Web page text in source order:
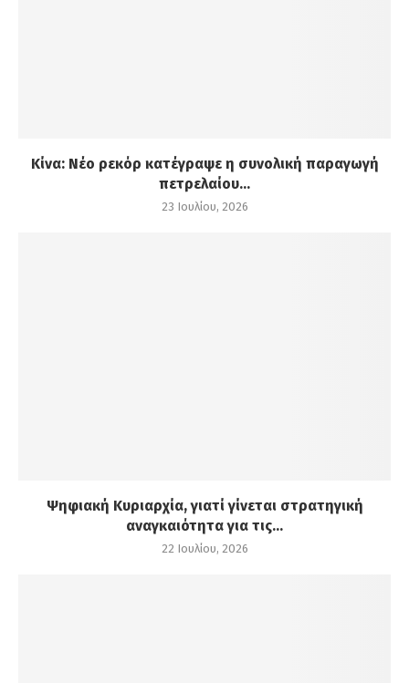
Κίνα: Νέο ρεκόρ κατέγραψε η συνολική παραγωγή
πετρελαίου...
23 Ιουλίου, 2026
Ψηφιακή Κυριαρχία, γιατί γίνεται στρατηγική
αναγκαιότητα για τις...
22 Ιουλίου, 2026